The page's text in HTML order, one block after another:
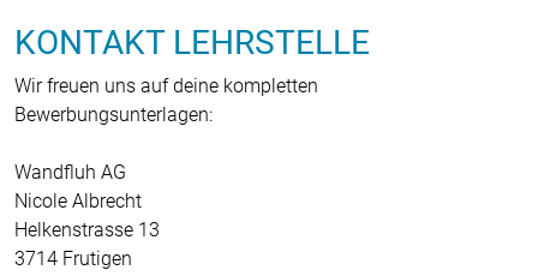
KONTAKT LEHRSTELLE
Wir freuen uns auf deine kompletten
Bewerbungsunterlagen:
Wandfluh AG
Nicole Albrecht
Helkenstrasse 13
3714 Frutigen